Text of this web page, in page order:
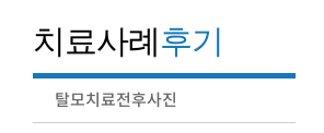
치료사례후기
탈모치료전후사진